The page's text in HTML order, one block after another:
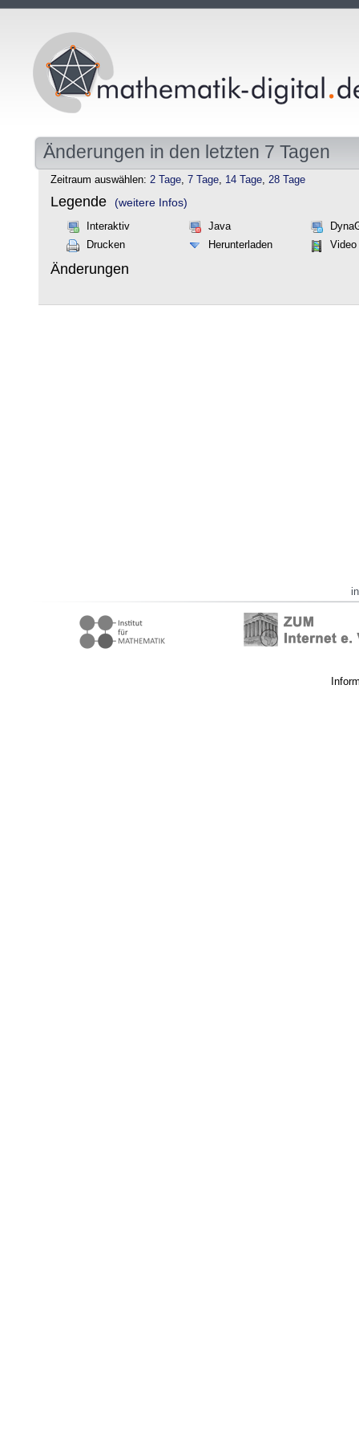
Änderungen in den letzten 7 Tagen
Zeitraum auswählen: 2 Tage, 7 Tage, 14 Tage, 28 Tage
Legende (weitere Infos)
Interaktiv Java
Drucken
Herunterladen Video
Änderungen